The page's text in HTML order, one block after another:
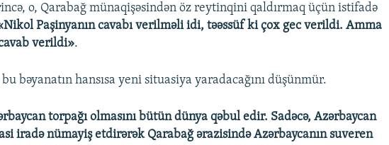
o, Qarabağ münaqişəsindən öz reytinqini qaldırmaq üçün istifadə
Paşinyanın cavabı verilməli idi, təəssüf ki çox gec verildi. Amma
verildi».
bəyanatın hansısa yeni situasiya yaradacağını düşünmür.
torpağı olmasını bütün dünya qəbul edir. Sadəcə, Azərbaycan
iradə nümayiş etdirərək Qarabağ ərazisində Azərbaycanın suveren